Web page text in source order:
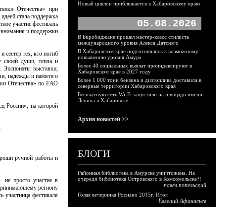
Отечества» при
стала поддержка
участие фестиваль
внимания и поддержки
сестер тех, кто погиб
своей души, тепла и
Экспонаты выставки,
надежды и памяти о
Отечества» по ЕАО
России», на которой
ручной работы и
не просто участие в
региону
фестиваля
Новый циклон приближается к Хабаровскому краю
05.08.2026
В Биробиджане прошел мастер-класс стилиста
международного уровня Алекса Датского
В Хабаровском крае подготовились к возможному
повышению уровня Амура
Более 40 социальных выплат проиндексируют в
Хабаровском крае в 2027 году
Более 1 000 тонн бензина и дизтоплива доставили в
северные территории Хабаровского края
Бесплатную сеть Wi-Fi запустили на площади имени
Ленина в Хабаровске
Архив новостей >>
БЛОГИ
Районная библиотека в Амурске уничтожена. На
очереди библиотека Островского в Комсомольске?!
павел попельский
Голая вечеринка Роснано 2015г. Итог.
Евгений Афанасьев